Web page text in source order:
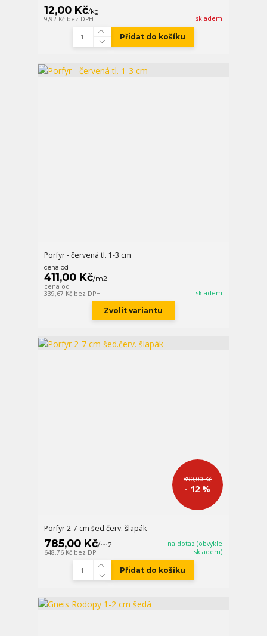
12,00 Kč/kg
9,92 Kč bez DPH skladem
Přidat do košíku
Porfyr - červená tl. 1-3 cm
cena od
411,00 Kč/m2
cena od
339,67 Kč bez DPH skladem
Zvolit variantu
890,00 Kč
- 12 %
Porfyr 2-7 cm šed.červ. šlapák
785,00 Kč/m2
648,76 Kč bez DPH
na dotaz (obvykle
skladem)
Přidat do košíku